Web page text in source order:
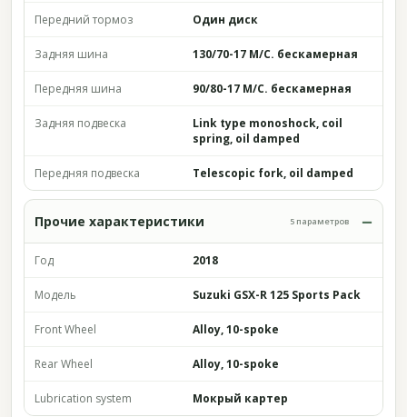
Передний тормоз Один диск
Задняя шина 130/70-17 M/C. бескамерная
Передняя шина 90/80-17 M/C. бескамерная
Задняя подвеска
Link type monoshock, coil
spring, oil damped
Передняя подвеска Telescopic fork, oil damped
Прочие характеристики 5 параметров
Год 2018
Модель Suzuki GSX-R 125 Sports Pack
Front Wheel Alloy, 10-spoke
Rear Wheel Alloy, 10-spoke
Lubrication system Мокрый картер